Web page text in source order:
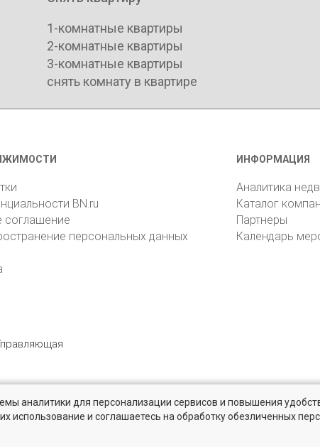
и агентств недвижимости
1-комнатные квартиры
2-комнатные квартиры
3-комнатные квартиры
снять комнату в квартире
BN.ru
соглашение
персональных данных
ИНФОРМАЦИЯ
Аналитика
Каталог
Партнеры
Календарь
Петербург, пр. Юрия Гагарина, 1 reklama@bn.ru
аналитики для персонализации сервисов и повышения
использование и соглашаетесь на обработку обезличенных